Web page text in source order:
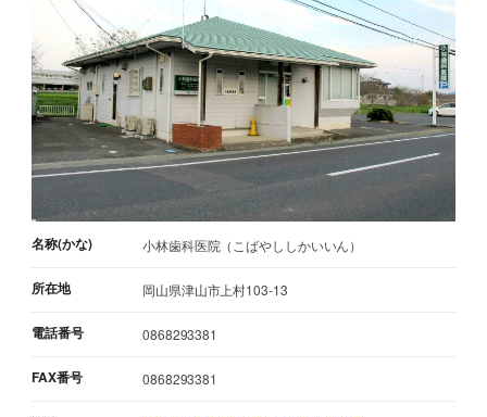
名称(かな) 小林歯科医院（こばやししかいいん）
所在地 岡山県津山市上村103-13
電話番号 0868293381
FAX番号 0868293381